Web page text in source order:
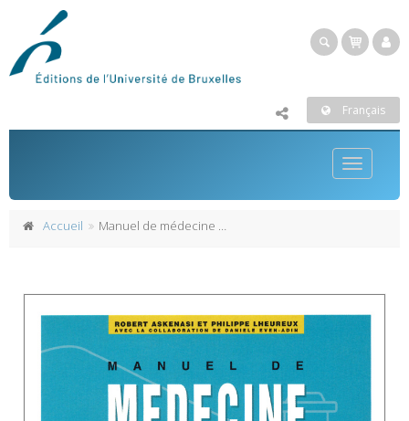
Français
Toggle
Accueil Manuel de médecine d'urgence